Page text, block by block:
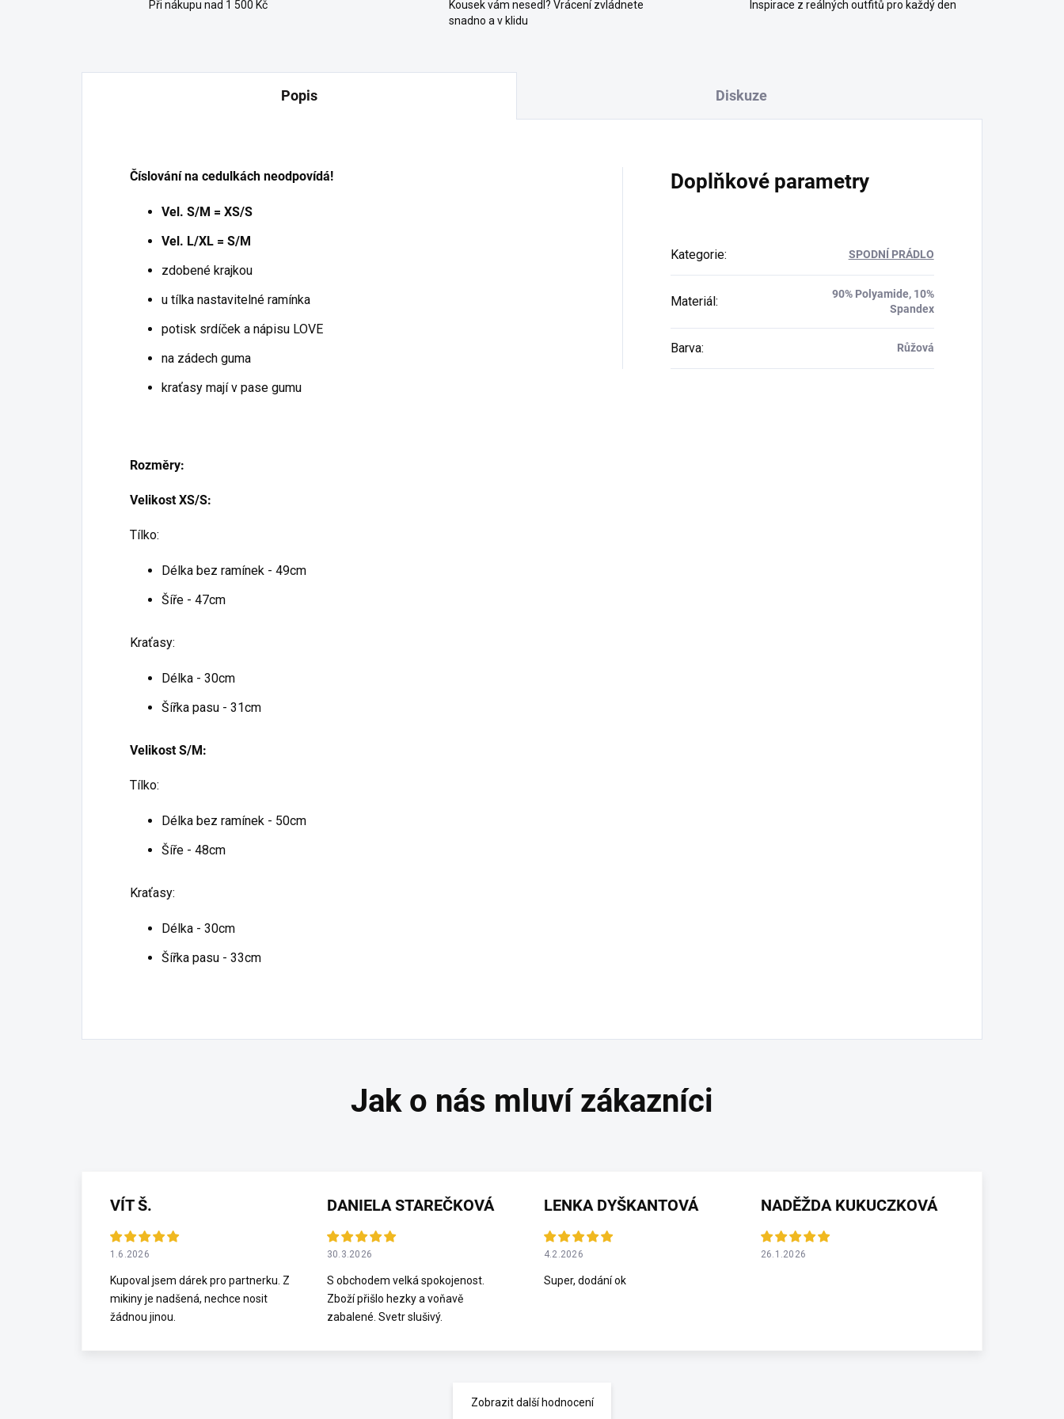
Při nákupu nad 1 500 Kč
Kousek vám nesedl? Vrácení zvládnete
snadno a v klidu
Inspirace z reálných outfitů pro každý den
Popis Diskuze
Číslování na cedulkách neodpovídá!
Vel. S/M = XS/S
Vel. L/XL = S/M
zdobené krajkou
u tílka nastavitelné ramínka
potisk srdíček a nápisu LOVE
na zádech guma
kraťasy mají v pase gumu
Rozměry:
Velikost XS/S:
Tílko:
Délka bez ramínek - 49cm
Šíře - 47cm
Kraťasy:
Délka - 30cm
Šířka pasu - 31cm
Velikost S/M:
Tílko:
Délka bez ramínek - 50cm
Šíře - 48cm
Kraťasy:
Délka - 30cm
Šířka pasu - 33cm
Doplňkové parametry
Kategorie: SPODNÍ PRÁDLO
Materiál:
90% Polyamide, 10%
Spandex
Barva: Růžová
VÍT Š.
1.6.2026
Kupoval jsem dárek pro partnerku. Z
mikiny je nadšená, nechce nosit
žádnou jinou.
DANIELA STAREČKOVÁ
30.3.2026
S obchodem velká spokojenost.
Zboží přišlo hezky a voňavě
zabalené. Svetr slušivý.
LENKA DYŠKANTOVÁ
4.2.2026
Super, dodání ok
NADĚŽDA KUKUCZKOVÁ
26.1.2026
Zobrazit další hodnocení